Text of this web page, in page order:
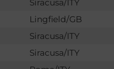
Siracusa/ITY
Lingfield/GB
Siracusa/ITY
Siracusa/ITY